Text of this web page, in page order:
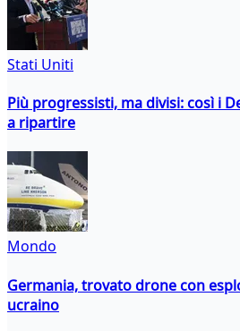
Stati Uniti
Più progressisti, ma divisi: così i
a ripartire
Mondo
Germania, trovato drone con
ucraino